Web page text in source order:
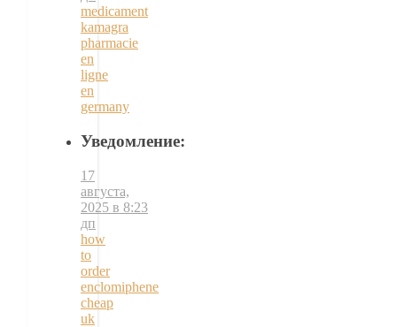
medicament
kamagra
pharmacie
en
ligne
en
germany
Уведомление:
17
августа,
2025 в 8:23
дп
how
to
order
enclomiphene
cheap
uk